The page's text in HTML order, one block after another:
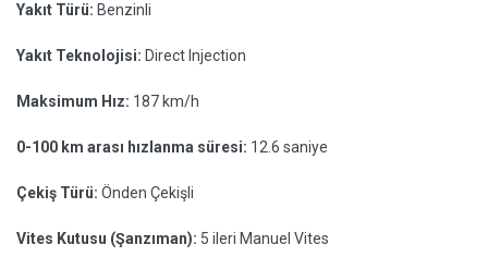
Yakıt Türü: Benzinli
Yakıt Teknolojisi: Direct Injection
Maksimum Hız: 187 km/h
0-100 km arası hızlanma süresi: 12.6 saniye
Çekiş Türü: Önden Çekişli
Vites Kutusu (Şanzıman): 5 ileri Manuel Vites